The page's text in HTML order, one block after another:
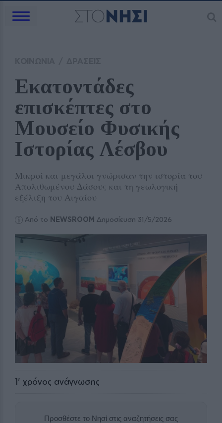
Εκατοντάδες
επισκέπτες στο
Μουσείο Φυσικής
Ιστορίας Λέσβου
Μικροί και μεγάλοι γνώρισαν την ιστορία του
Απολιθωμένου Δάσους και τη γεωλογική
εξέλιξη του Αιγαίου
Από το NEWSROOM Δημοσίευση 31/5/2026
1' χρόνος ανάγνωσης
Προσθέστε το Νησί στις αναζητήσεις σας